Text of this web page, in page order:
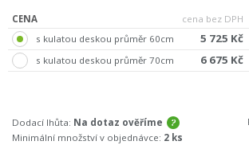
CENA cena bez DPH
s kulatou deskou průměr 60cm
5 725 Kč
s kulatou deskou průměr 70cm
6 675 Kč
Dodací lhůta: Na dotaz ověříme
Minimální množství v objednávce: 2 ks